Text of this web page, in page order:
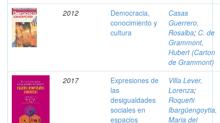
2012
Democracia,
conocimiento y
cultura
Casas
Guerrero,
Rosalba; C. de
Grammont,
Hubert (Carton
de Grammont)
2017
Expresiones de
las
desigualdades
sociales en
espacios
Villa Lever,
Lorenza;
Roqueñi
Ibargüengoytia,
Maria del